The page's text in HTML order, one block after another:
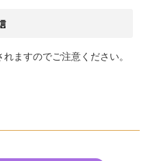
ますのでご注意ください。